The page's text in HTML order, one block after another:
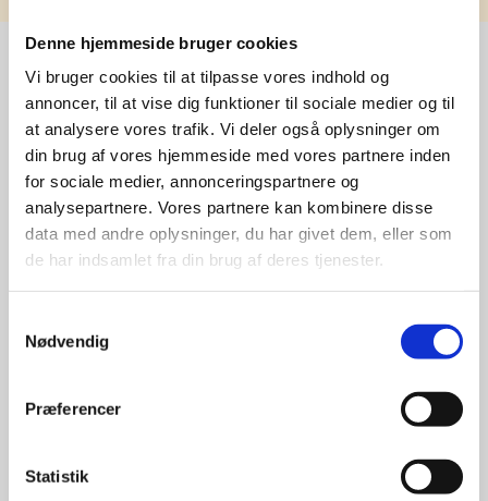
Denne hjemmeside bruger cookies
Vi bruger cookies til at tilpasse vores indhold og
annoncer, til at vise dig funktioner til sociale medier og til
at analysere vores trafik. Vi deler også oplysninger om
din brug af vores hjemmeside med vores partnere inden
for sociale medier, annonceringspartnere og
analysepartnere. Vores partnere kan kombinere disse
data med andre oplysninger, du har givet dem, eller som
de har indsamlet fra din brug af deres tjenester.
Nødvendig
Præferencer
Statistik
Stærke
leverandører
giver større
udvalg
leveringssikkerhed samarbejder vi